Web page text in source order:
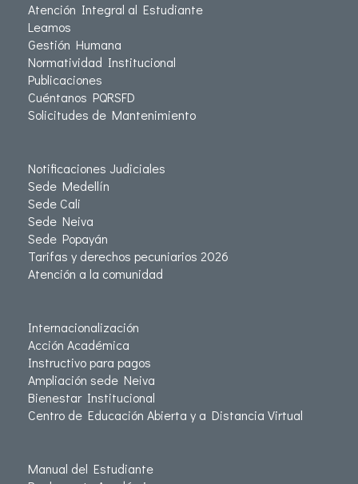
Atención Integral al Estudiante
Leamos
Gestión Humana
Normatividad Institucional
Publicaciones
Cuéntanos PQRSFD
Solicitudes de Mantenimiento
Notificaciones Judiciales
Sede Medellín
Sede Cali
Sede Neiva
Sede Popayán
Tarifas y derechos pecuniarios 2026
Atención a la comunidad
Internacionalización
Acción Académica
Instructivo para pagos
Ampliación sede Neiva
Bienestar Institucional
Centro de Educación Abierta y a Distancia Virtual
Manual del Estudiante